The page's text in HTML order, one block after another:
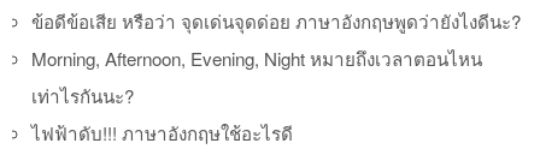
ข้อดีข้อเสีย หรือว่า จุดเด่นจุดด่อย ภาษาอังกฤษพูดว่ายังไงดีนะ?
Morning, Afternoon, Evening, Night หมายถึงเวลาตอนไหน
เท่าไรกันนะ?
ไฟฟ้าดับ!!! ภาษาอังกฤษใช้อะไรดี